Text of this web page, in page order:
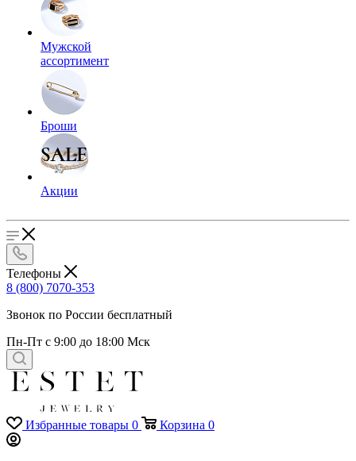
Мужской
ассортимент
Броши
Акции
Телефоны
8 (800) 7070-353
Звонок по России бесплатный
Пн-Пт с 9:00 до 18:00 Мск
Избранные товары 0 Корзина 0